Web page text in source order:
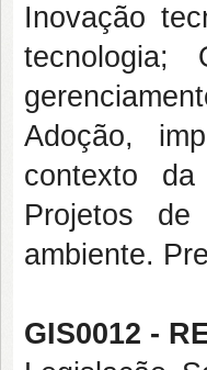
Inovação
Adoção,
contexto
Projetos
ambiente.
GIS0012 -